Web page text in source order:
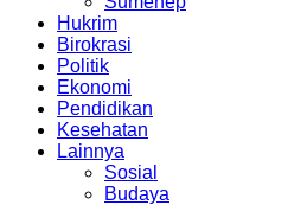
Hukrim
Birokrasi
Politik
Ekonomi
Pendidikan
Kesehatan
Lainnya
Sosial
Budaya